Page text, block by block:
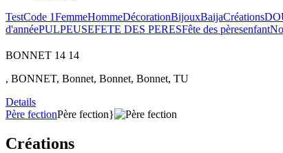
TestCode 1FemmeHommeDécorationBijouxBaijaCréations
d'annéePULPEUSEFETE DES PERESFête des pèresenfant
BONNET 14 14
, BONNET, Bonnet, Bonnet, Bonnet, TU
Details
Père fectionPère fection}
Créations